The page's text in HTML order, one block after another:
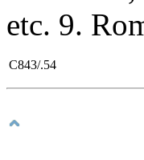
etc. 9.
C843/.54